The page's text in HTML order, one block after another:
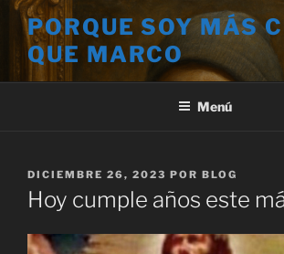
Saltar
contenido
PORQUE SOY MÁS
QUE MARCO
Menú
PUBLICADO
EL
DICIEMBRE 26, 2023 POR BLOG
Hoy cumple años este